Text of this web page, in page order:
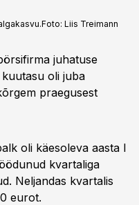
Foto: Liis Treimann
juhatuse
oli juba
praegusest
oli käesoleva aasta I
kvartaliga
Neljandas kvartalis
eurot.